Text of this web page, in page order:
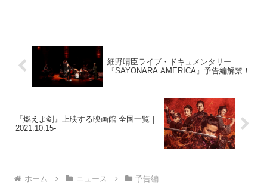
細野晴臣ライブ・ドキュメンタリー
『SAYONARA AMERICA』予告編解禁！
『燃えよ剣』上映する映画館 全国一覧｜
2021.10.15-
ホーム ニュース 予告編